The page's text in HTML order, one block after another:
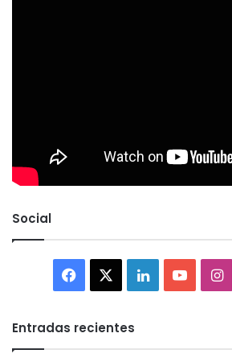
Social
Facebook LinkedIn
Entradas recientes